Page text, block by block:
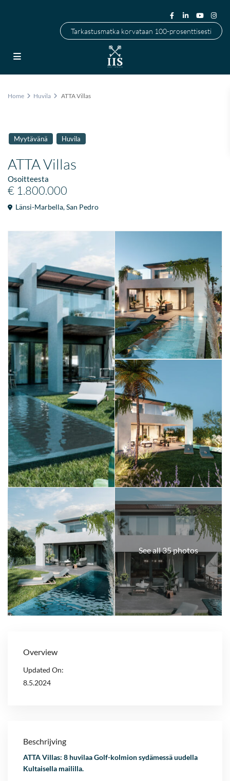
Tarkastusmatka korvataan 100-prosenttisesti
Home Huvila ATTA Villas
Myytävänä Huvila
ATTA Villas
Osoitteesta
€ 1.800.000
Länsi-Marbella,San Pedro
See all 35 photos
Overview
Updated On:
8.5.2024
Beschrijving
ATTA Villas: 8 huvilaa Golf-kolmion sydämessä uudella
Kultaisella maililla.